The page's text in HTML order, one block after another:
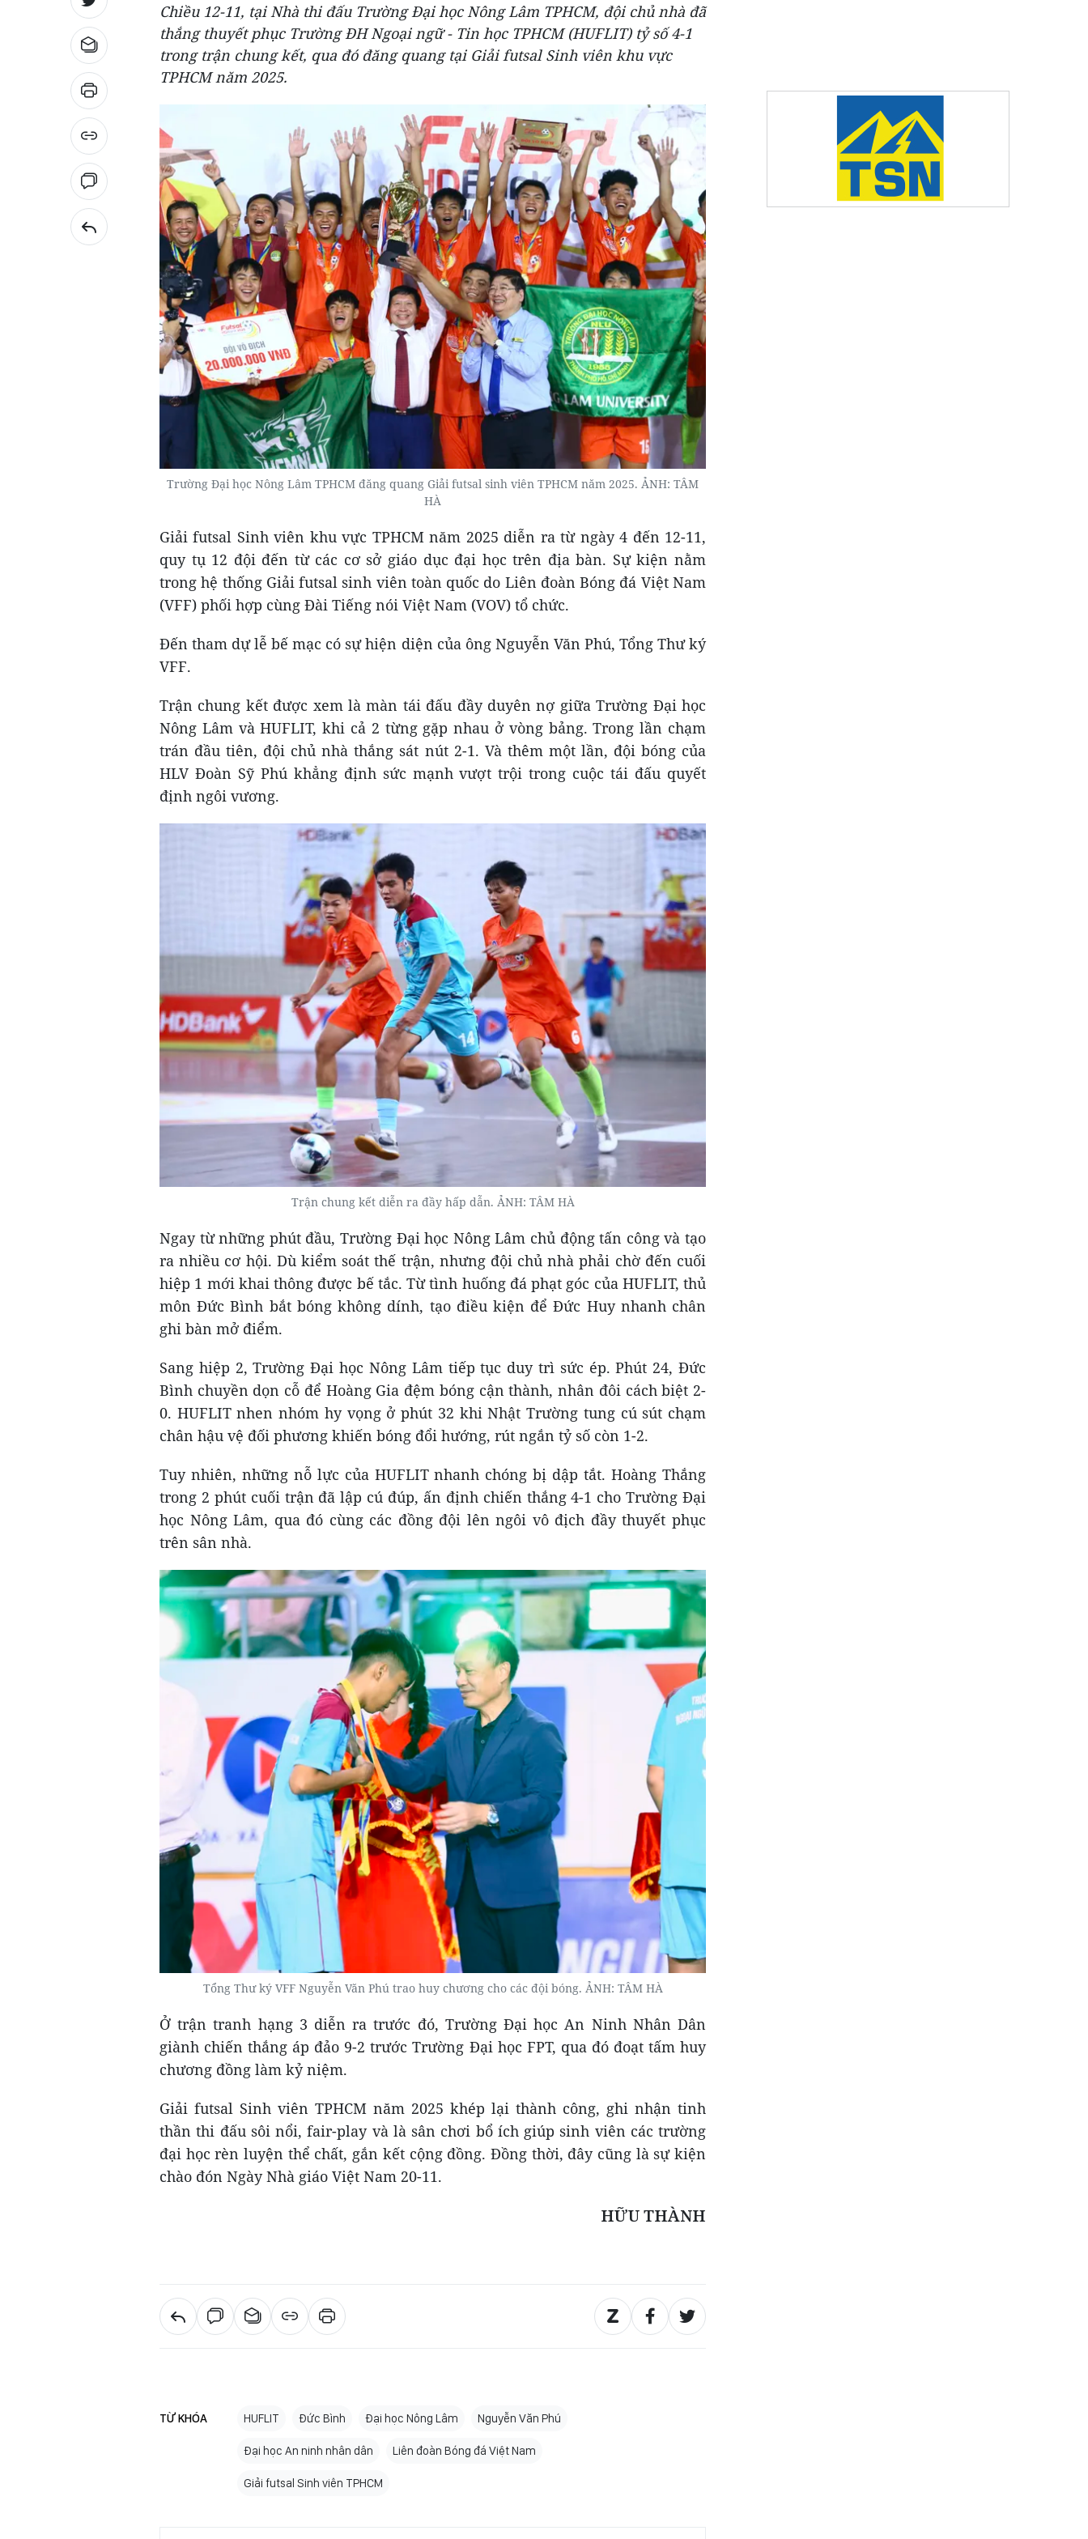
Chiều 12-11, tại Nhà thi đấu Trường Đại học Nông Lâm TPHCM, đội chủ nhà đã
thắng thuyết phục Trường ĐH Ngoại ngữ - Tin học TPHCM (HUFLIT) tỷ số 4-1
trong trận chung kết, qua đó đăng quang tại Giải futsal Sinh viên khu vực
TPHCM năm 2025.
Trường Đại học Nông Lâm TPHCM đăng quang Giải futsal sinh viên TPHCM năm 2025. ẢNH: TÂM
HÀ
Giải futsal Sinh viên khu vực TPHCM năm 2025 diễn ra từ ngày 4 đến 12-11,
quy tụ 12 đội đến từ các cơ sở giáo dục đại học trên địa bàn. Sự kiện nằm
trong hệ thống Giải futsal sinh viên toàn quốc do Liên đoàn Bóng đá Việt Nam
(VFF) phối hợp cùng Đài Tiếng nói Việt Nam (VOV) tổ chức.
Đến tham dự lễ bế mạc có sự hiện diện của ông Nguyễn Văn Phú, Tổng Thư ký
VFF.
Trận chung kết được xem là màn tái đấu đầy duyên nợ giữa Trường Đại học
Nông Lâm và HUFLIT, khi cả 2 từng gặp nhau ở vòng bảng. Trong lần chạm
trán đầu tiên, đội chủ nhà thắng sát nút 2-1. Và thêm một lần, đội bóng của
HLV Đoàn Sỹ Phú khẳng định sức mạnh vượt trội trong cuộc tái đấu quyết
định ngôi vương.
Trận chung kết diễn ra đầy hấp dẫn. ẢNH: TÂM HÀ
Ngay từ những phút đầu, Trường Đại học Nông Lâm chủ động tấn công và tạo
ra nhiều cơ hội. Dù kiểm soát thế trận, nhưng đội chủ nhà phải chờ đến cuối
hiệp 1 mới khai thông được bế tắc. Từ tình huống đá phạt góc của HUFLIT, thủ
môn Đức Bình bắt bóng không dính, tạo điều kiện để Đức Huy nhanh chân
ghi bàn mở điểm.
Sang hiệp 2, Trường Đại học Nông Lâm tiếp tục duy trì sức ép. Phút 24, Đức
Bình chuyền dọn cỗ để Hoàng Gia đệm bóng cận thành, nhân đôi cách biệt 2-
0. HUFLIT nhen nhóm hy vọng ở phút 32 khi Nhật Trường tung cú sút chạm
chân hậu vệ đối phương khiến bóng đổi hướng, rút ngắn tỷ số còn 1-2.
Tuy nhiên, những nỗ lực của HUFLIT nhanh chóng bị dập tắt. Hoàng Thắng
trong 2 phút cuối trận đã lập cú đúp, ấn định chiến thắng 4-1 cho Trường Đại
học Nông Lâm, qua đó cùng các đồng đội lên ngôi vô địch đầy thuyết phục
trên sân nhà.
Tổng Thư ký VFF Nguyễn Văn Phú trao huy chương cho các đội bóng. ẢNH: TÂM HÀ
Ở trận tranh hạng 3 diễn ra trước đó, Trường Đại học An Ninh Nhân Dân
giành chiến thắng áp đảo 9-2 trước Trường Đại học FPT, qua đó đoạt tấm huy
chương đồng làm kỷ niệm.
Giải futsal Sinh viên TPHCM năm 2025 khép lại thành công, ghi nhận tinh
thần thi đấu sôi nổi, fair-play và là sân chơi bổ ích giúp sinh viên các trường
đại học rèn luyện thể chất, gắn kết cộng đồng. Đồng thời, đây cũng là sự kiện
chào đón Ngày Nhà giáo Việt Nam 20-11.
HỮU THÀNH
TỪ KHÓA HUFLIT Đức Bình Đại học Nông Lâm Nguyễn Văn Phú
Đại học An ninh nhân dân Liên đoàn Bóng đá Việt Nam
Giải futsal Sinh viên TPHCM